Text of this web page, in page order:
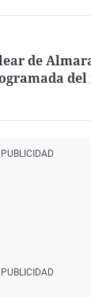
de
del